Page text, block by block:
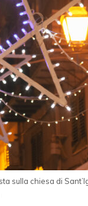
chiesa di